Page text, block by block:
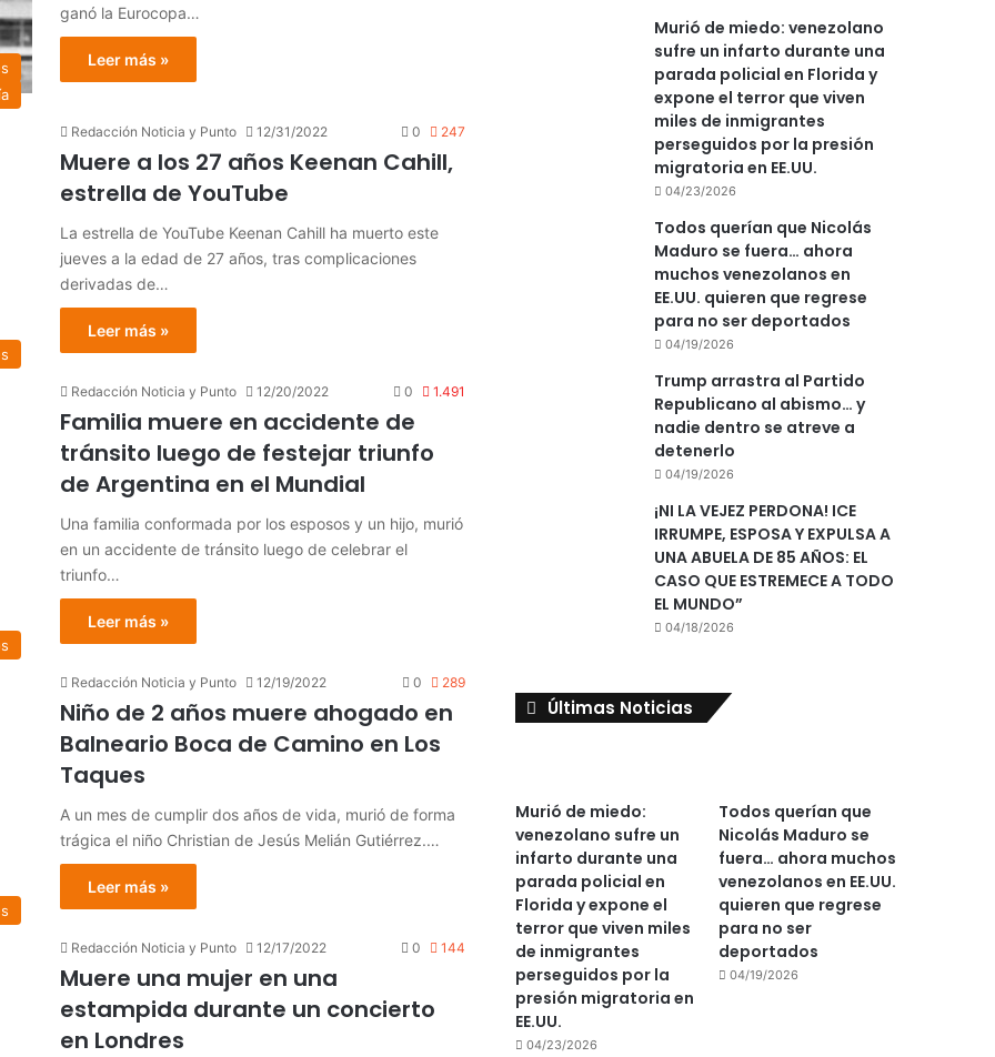
ganó la Eurocopa…
Leer más »
Redacción Noticia y Punto 12/31/2022 0 247
Muere a los 27 años Keenan Cahill,
estrella de YouTube
La estrella de YouTube Keenan Cahill ha muerto este
jueves a la edad de 27 años, tras complicaciones
derivadas de…
Leer más »
Redacción Noticia y Punto 12/20/2022 0 1.491
Familia muere en accidente de
tránsito luego de festejar triunfo
de Argentina en el Mundial
Una familia conformada por los esposos y un hijo, murió
en un accidente de tránsito luego de celebrar el
triunfo…
Leer más »
Redacción Noticia y Punto 12/19/2022 0 289
Niño de 2 años muere ahogado en
Balneario Boca de Camino en Los
Taques
A un mes de cumplir dos años de vida, murió de forma
trágica el niño Christian de Jesús Melián Gutiérrez.…
Leer más »
Redacción Noticia y Punto 12/17/2022 0 144
Muere una mujer en una
estampida durante un concierto
en Londres
Murió de miedo: venezolano
sufre un infarto durante una
parada policial en Florida y
expone el terror que viven
miles de inmigrantes
perseguidos por la presión
migratoria en EE.UU.
04/23/2026
Todos querían que Nicolás
Maduro se fuera… ahora
muchos venezolanos en
EE.UU. quieren que regrese
para no ser deportados
04/19/2026
Trump arrastra al Partido
Republicano al abismo… y
nadie dentro se atreve a
detenerlo
04/19/2026
¡NI LA VEJEZ PERDONA! ICE
IRRUMPE, ESPOSA Y EXPULSA A
UNA ABUELA DE 85 AÑOS: EL
CASO QUE ESTREMECE A TODO
EL MUNDO”
04/18/2026
Últimas Noticias
Murió de miedo:
venezolano sufre un
infarto durante una
parada policial en
Florida y expone el
terror que viven miles
de inmigrantes
perseguidos por la
presión migratoria en
EE.UU.
04/23/2026
Todos querían que
Nicolás Maduro se
fuera… ahora muchos
venezolanos en EE.UU.
quieren que regrese
para no ser
deportados
04/19/2026